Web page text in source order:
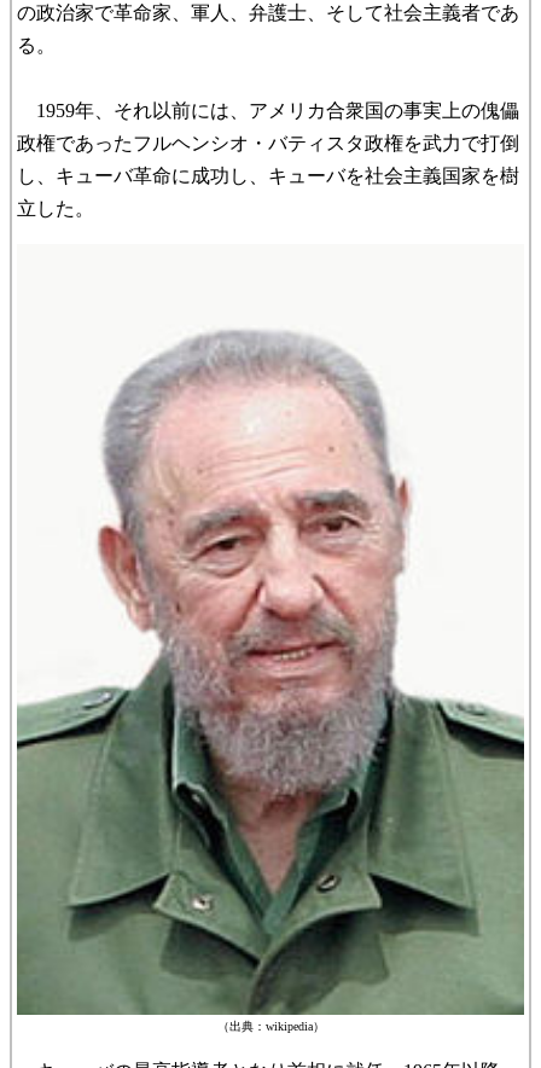
の政治家で革命家、軍人、弁護士、そして社会主義者であ
る。
1959年、それ以前には、アメリカ合衆国の事実上の傀儡
政権であったフルヘンシオ・バティスタ政権を武力で打倒
し、キューバ革命に成功し、キューバを社会主義国家を樹
立した。
（出典：wikipedia）